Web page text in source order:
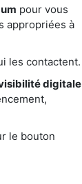
pour vous
appropriées à
les contactent.
digitale
le bouton